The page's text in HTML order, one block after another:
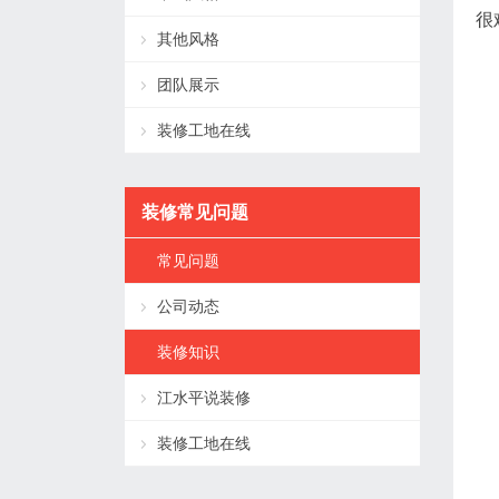
很
其他风格
团队展示
装修工地在线
装修常见问题
常见问题
公司动态
装修知识
江水平说装修
装修工地在线